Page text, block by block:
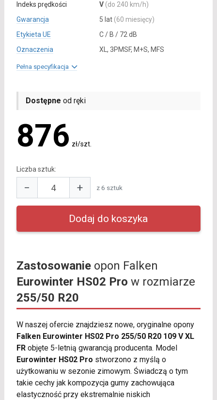
Indeks prędkości
V (do 240 km/h)
Gwarancja
5 lat (60 miesięcy)
Etykieta UE
C / B / 72 dB
Oznaczenia
XL, 3PMSF, M+S, MFS
Pełna specyfikacja
Dostępne od ręki
876 zł/szt.
Liczba sztuk:
− + z 6 sztuk
Zastosowanieopon Falken
Eurowinter HS02 Pro w rozmiarze
255/50 R20
W naszej ofercie znajdziesz nowe, oryginalne opony
Falken Eurowinter HS02 Pro 255/50 R20 109 V XL
FRobjęte 5-letnią gwarancją producenta. Model
Eurowinter HS02 Pro stworzono z myślą o
użytkowaniu w sezonie zimowym. Świadczą o tym
takie cechy jak kompozycja gumy zachowująca
elastyczność przy ekstremalnie niskich